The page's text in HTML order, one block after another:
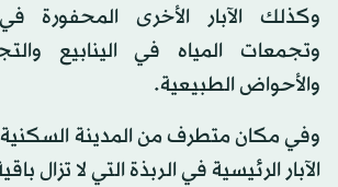
وكذلك الآبار الأخرى المحفورة
وتجمعات المياه في الينابيع
والأحواض الطبيعية.
وفي مكان متطرف من المدينة
الآبار الرئيسية في الربذة التي لا تزال